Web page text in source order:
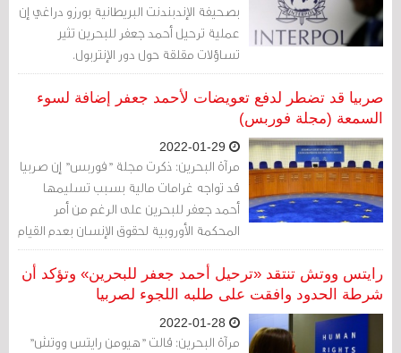
بصحيفة الإندبندنت البريطانية بورزو دراغي إن
عملية ترحيل أحمد جعفر للبحرين تثير
تساؤلات مقلقة حول دور الإنتربول.
صربيا قد تضطر لدفع تعويضات لأحمد جعفر إضافة لسوء
السمعة (مجلة فوربس)
مرآة البحرين: ذكرت مجلة "فوربس" إن صربيا
قد تواجه غرامات مالية بسبب تسليمها
أحمد جعفر للبحرين على الرغم من أمر
المحكمة الأوروبية لحقوق الإنسان بعدم القيام
بذلك.
رايتس ووتش تنتقد «ترحيل أحمد جعفر للبحرين» وتؤكد أن
شرطة الحدود وافقت على طلبه اللجوء لصربيا
مرآة البحرين: قالت "هيومن رايتس ووتش"